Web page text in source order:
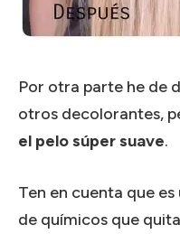
Por otra parte he de
otros decolorantes,
el pelo súper suave.
Ten en cuenta que
de químicos que